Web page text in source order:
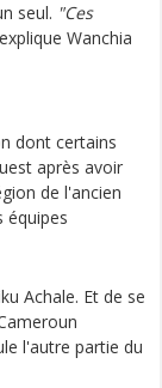
seul. "Ces
Wanchia
dont certains
après avoir
de l'ancien
équipes
Achale. Et de se
l'autre partie du